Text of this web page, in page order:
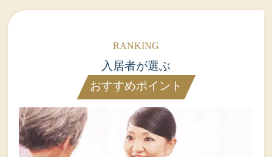
入居者が選ぶ
おすすめポイント